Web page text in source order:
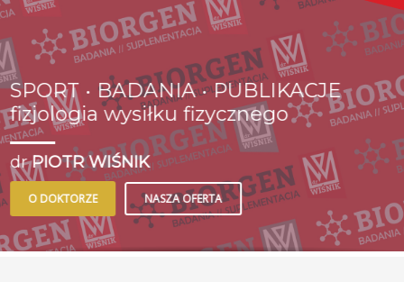
SPORT • BADANIA • PUBLIKACJE
fizjologia wysiłku fizycznego
drPIOTR WIŚNIK
O DOKTORZE NASZA OFERTA